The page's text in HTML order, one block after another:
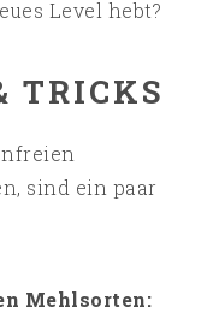
Level hebt?
TRICKS
sind ein paar
Mehlsorten: